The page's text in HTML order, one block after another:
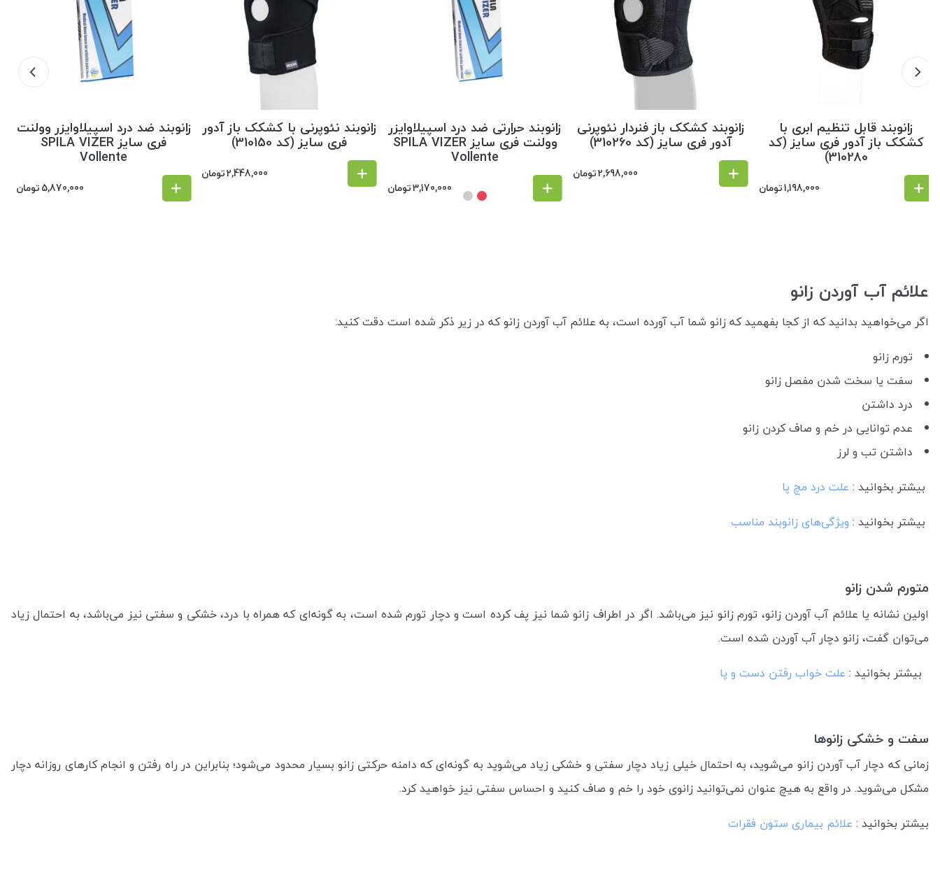
زانوبند قابل تنظیم ابری با
کشکک باز آدور فری سایز (کد
310280)
1,198,000تومان
زانوبند کشکک باز فنردار نئوپرنی
آدور فری سایز (کد 310260)
2,698,000تومان
زانوبند حرارتی ضد درد اسپیلاوایزر
وولنت فری سایز SPILA VIZER
Vollente
3,170,000تومان
زانوبند نئوپرنی با کشکک باز آدور
فری سایز (کد 310150)
2,448,000تومان
زانوبند ضد درد اسپیلاوایزر وولنت
فری سایز SPILA VIZER
Vollente
5,870,000تومان
علائم آب آوردن زانو
اگر می‌خواهید بدانید که از کجا بفهمید که زانو شما آب آورده است، به علائم آب آوردن زانو که در زیر ذکر شده است دقت کنید:
تورم زانو
سفت یا سخت شدن مفصل زانو
درد داشتن
عدم توانایی در خم و صاف کردن زانو
داشتن تب و لرز
بیشتر بخوانید : علت درد مچ پا
بیشتر بخوانید : ویژگی‌های زانوبند مناسب
متورم شدن زانو
اولین نشانه یا علائم آب آوردن زانو، تورم زانو نیز می‌باشد. اگر در اطراف زانو شما نیز پف کرده است و دچار تورم شده است، به گونه‌ای که همراه با درد، خشکی و سفتی نیز می‌باشد، به احتمال زیاد
می‌توان گفت، زانو دچار آب آوردن شده است.
بیشتر بخوانید : علت خواب رفتن دست و پا
سفت و خشکی زانوها
زمانی که دچار آب آوردن زانو می‌شوید، به احتمال خیلی زیاد دچار سفتی و خشکی زیاد می‌شوید به گونه‌ای که دامنه حرکتی زانو بسیار محدود می‌شود؛ بنابراین در راه رفتن و انجام کارهای روزانه دچار
مشکل می‌شوید. در واقع به هیچ عنوان نمی‌توانید زانوی خود را خم و صاف کنید و احساس سفتی نیز خواهید کرد.
بیشتر بخوانید : علائم بیماری ستون فقرات